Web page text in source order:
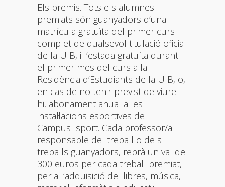
Els premis. Tots els alumnes
premiats són guanyadors d’una
matrícula gratuïta del primer curs
complet de qualsevol titulació oficial
de la UIB, i l’estada gratuïta durant
el primer mes del curs a la
Residència d’Estudiants de la UIB, o,
en cas de no tenir previst de viure-
hi, abonament anual a les
instal·lacions esportives de
CampusEsport. Cada professor/a
responsable del treball o dels
treballs guanyadors, rebrà un val de
300 euros per cada treball premiat,
per a l’adquisició de llibres, música,